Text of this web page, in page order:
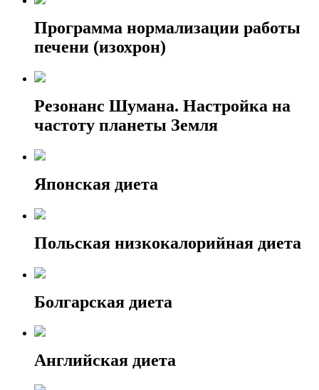
Программа нормализации работы
печени (изохрон)
Резонанс Шумана. Настройка на
частоту планеты Земля
Японская диета
Польская низкокалорийная диета
Болгарская диета
Английская диета